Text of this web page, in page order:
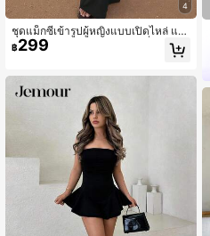
4
ชุดแม็กซี่เข้ารูปผู้หญิงแบบเปิดไหล่ แต่
งโลหะฉลุ สไตล์ Y2K สำหรับเที่ยวพักผ่อ
น เรียบหรู สำหรับงานปาร์ตี้ตอนเย็นแล
฿299